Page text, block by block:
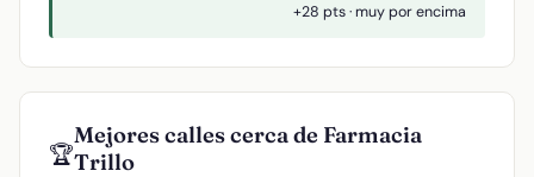
+28 pts · muy por encima
🏆
Mejores calles cerca de Farmacia
Trillo